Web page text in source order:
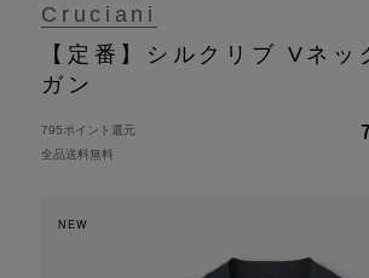
Cruciani
【定番】シルクリブ Vネッ
ガン
795ポイント還元
全品送料無料
NEW